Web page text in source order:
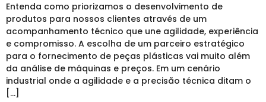
Entenda como priorizamos o desenvolvimento de
produtos para nossos clientes através de um
acompanhamento técnico que une agilidade, experiência
e compromisso. A escolha de um parceiro estratégico
para o fornecimento de peças plásticas vai muito além
da análise de máquinas e preços. Em um cenário
industrial onde a agilidade e a precisão técnica ditam o
[…]